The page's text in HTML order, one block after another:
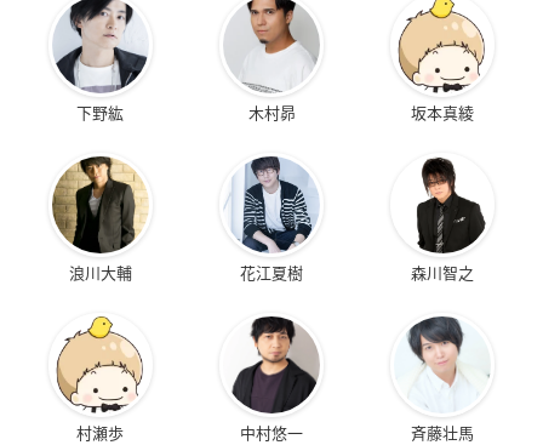
下野紘 木村昴 坂本真綾
浪川大輔 花江夏樹 森川智之
村瀬歩 中村悠一 斉藤壮馬